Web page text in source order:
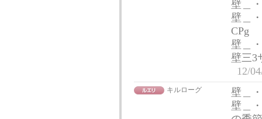
壁＿
壁＿
CPg
壁＿
壁三3
12/
キルローグ
壁＿
壁＿